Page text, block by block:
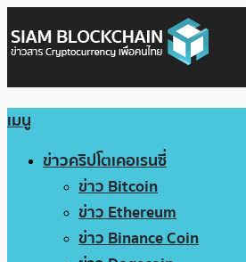
เมนู
ข่าวคริปโตเคอเรนซี่
ข่าว Bitcoin
ข่าว Ethereum
ข่าว Binance Coin